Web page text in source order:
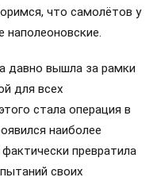
что самолётов у
наполеоновские.
давно вышла за рамки
для всех
стала операция в
наиболее
превратила
своих